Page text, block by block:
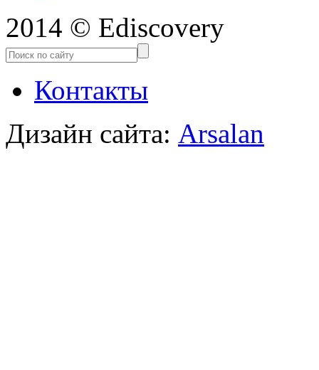
2014 © Ediscovery
Контакты
Дизайн сайта: Arsalan